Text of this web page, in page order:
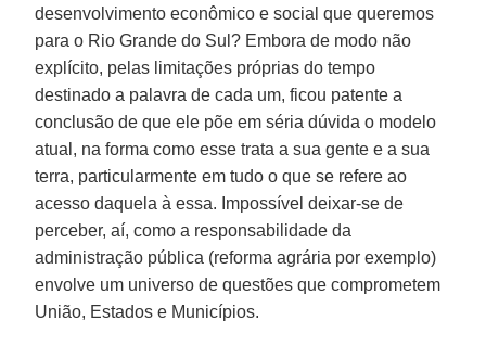
desenvolvimento econômico e social que queremos
para o Rio Grande do Sul? Embora de modo não
explícito, pelas limitações próprias do tempo
destinado a palavra de cada um, ficou patente a
conclusão de que ele põe em séria dúvida o modelo
atual, na forma como esse trata a sua gente e a sua
terra, particularmente em tudo o que se refere ao
acesso daquela à essa. Impossível deixar-se de
perceber, aí, como a responsabilidade da
administração pública (reforma agrária por exemplo)
envolve um universo de questões que comprometem
União, Estados e Municípios.